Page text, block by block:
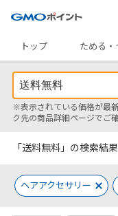
トップ
ためる・
※表示されている価格が最
ク先の商品詳細ページでご
「送料無料」の検索結果
ヘアアクセサリー